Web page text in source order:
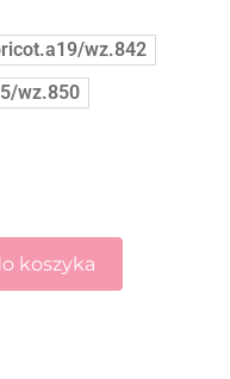
wz.842
wz.850
koszyka